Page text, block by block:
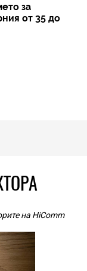
за
от 35 до
на HiComm